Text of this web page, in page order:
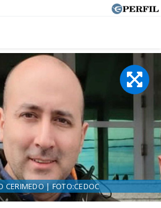
CERIMEDO | FOTO:CEDOC